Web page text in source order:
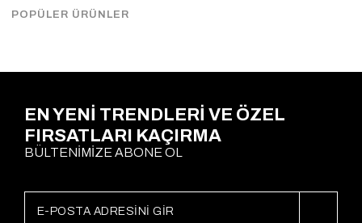
EN YENİ TRENDLERİ VE ÖZEL
FIRSATLARI KAÇIRMA
BÜLTENİMİZE ABONE OL
POPÜLER ÜRÜNLER